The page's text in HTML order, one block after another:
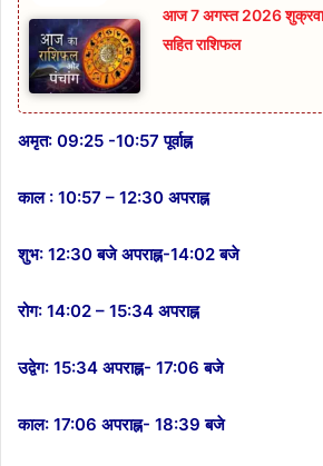
आज 7 अगस्त 2026 शुक्रवार
सहित राशिफल
अमृत: 09:25 -10:57 पूर्वाह्न
काल : 10:57 – 12:30 अपराह्न
शुभ: 12:30 बजे अपराह्न-14:02 बजे
रोग: 14:02 – 15:34 अपराह्न
उद्वेग: 15:34 अपराह्न- 17:06 बजे
काल: 17:06 अपराह्न- 18:39 बजे